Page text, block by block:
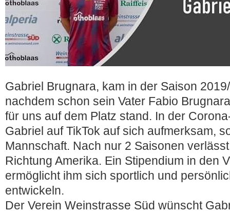
Gabriel Brugnara, kam in der Saison
nachdem schon sein Vater Fabio
für uns auf dem Platz stand. In der
Gabriel auf TikTok auf sich aufmerksam,
Mannschaft. Nach nur 2 Saisonen
Richtung Amerika. Ein Stipendium in den
ermöglicht ihm sich sportlich und
entwickeln.
Der Verein Weinstrasse Süd wünscht